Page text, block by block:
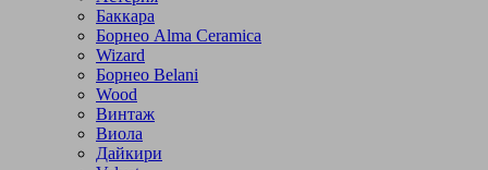
Баккара
Борнео Alma Ceramica
Wizard
Борнео Belani
Wood
Винтаж
Виола
Дайкири